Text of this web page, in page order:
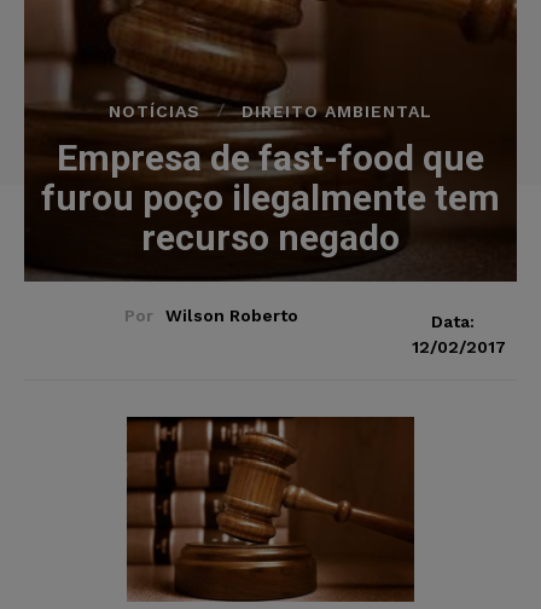
NOTÍCIAS DIREITO AMBIENTAL
Empresa de fast-food que
furou poço ilegalmente tem
recurso negado
Por Wilson Roberto
Data:
12/02/2017